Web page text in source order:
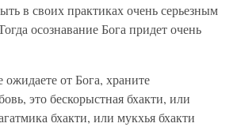
в своих практиках очень серьезным
осознавание Бога придет очень
от Бога, храните
это бескорыстная бхакти, или
бхакти, или мукхья бхакти